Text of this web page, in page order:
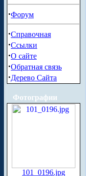
·Форум
·Справочная
·Ссылки
·О сайте
·Обратная связь
·Дерево Сайта
Фотографии
101_0196.jpg